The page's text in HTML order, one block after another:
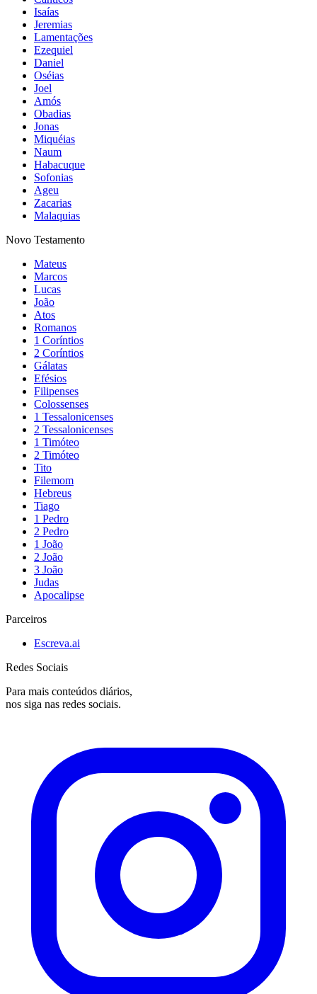
Isaías
Jeremias
Lamentações
Ezequiel
Daniel
Oséias
Joel
Amós
Obadias
Jonas
Miquéias
Naum
Habacuque
Sofonias
Ageu
Zacarias
Malaquias
Novo Testamento
Mateus
Marcos
Lucas
João
Atos
Romanos
1 Coríntios
2 Coríntios
Gálatas
Efésios
Filipenses
Colossenses
1 Tessalonicenses
2 Tessalonicenses
1 Timóteo
2 Timóteo
Tito
Filemom
Hebreus
Tiago
1 Pedro
2 Pedro
1 João
2 João
3 João
Judas
Apocalipse
Parceiros
Escreva.ai
Redes Sociais
Para mais conteúdos diários,
nos siga nas redes sociais.